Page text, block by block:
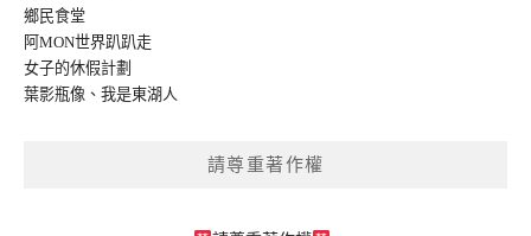
鄉民食堂
阿MON世界趴趴走
女子的休假計劃
葉影瓶像 、 我是東湖人
請尊重著作權